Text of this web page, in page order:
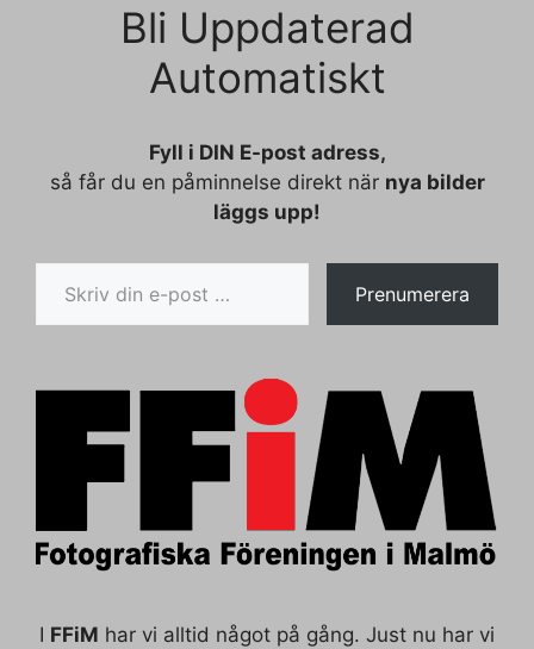
Bli Uppdaterad
Automatiskt
Fyll i DIN E-post adress,
så får du en påminnelse direkt när nya bilder
läggs upp!
Skriv din e-post …
Prenumerera
I FFiM har vi alltid något på gång. Just nu har vi